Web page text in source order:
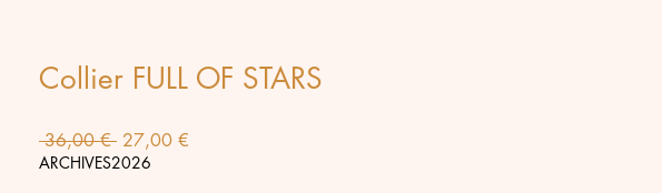
Collier FULL OF STARS
36,00 € Prix
original
27,00 €
ARCHIVES2026